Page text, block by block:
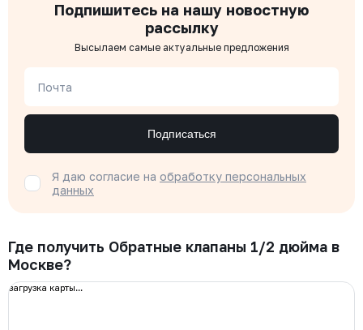
Подпишитесь на нашу новостную
рассылку
Высылаем самые актуальные предложения
Почта
Подписаться
Я даю согласие на обработку персональных
данных
Где получить Обратные клапаны 1/2 дюйма в
Москве?
загрузка карты...